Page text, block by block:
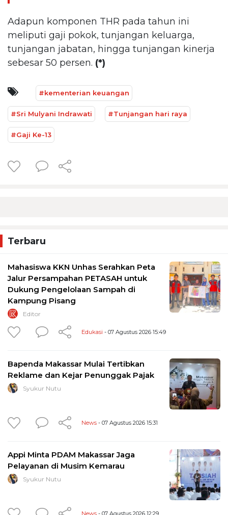
Adapun komponen THR pada tahun ini
meliputi gaji pokok, tunjangan keluarga,
tunjangan jabatan, hingga tunjangan kinerja
sebesar 50 persen. (*)
#kementerian keuangan
#Sri Mulyani Indrawati #Tunjangan hari raya
#Gaji Ke-13
Terbaru
Mahasiswa KKN Unhas Serahkan Peta
Jalur Persampahan PETASAH untuk
Dukung Pengelolaan Sampah di
Kampung Pisang
Editor
Edukasi - 07 Agustus 2026 15:49
Bapenda Makassar Mulai Tertibkan
Reklame dan Kejar Penunggak Pajak
Syukur Nutu
News - 07 Agustus 2026 15:31
Appi Minta PDAM Makassar Jaga
Pelayanan di Musim Kemarau
Syukur Nutu
News - 07 Agustus 2026 12:29